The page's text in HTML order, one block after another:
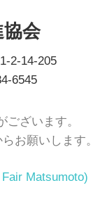
会
2-14-205
6545
ざいます。
らお願いします。
Matsumoto)